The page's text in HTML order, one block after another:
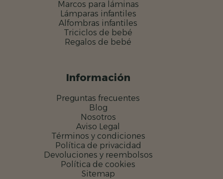
Marcos para láminas
Lámparas infantiles
Alfombras infantiles
Triciclos de bebé
Regalos de bebé
Información
Preguntas frecuentes
Blog
Nosotros
Aviso Legal
Términos y condiciones
Política de privacidad
Devoluciones y reembolsos
Política de cookies
Sitemap